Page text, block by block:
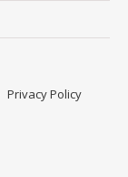
Privacy Policy